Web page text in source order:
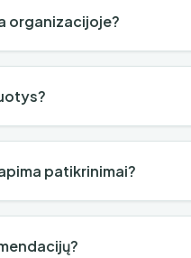
organizacijoje?
patikrinimai?